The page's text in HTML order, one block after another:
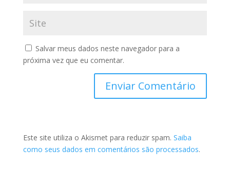
Salvar meus dados neste navegador para a
próxima vez que eu comentar.
Este site utiliza o Akismet para reduzir spam. Saiba
como seus dados em comentários são processados.